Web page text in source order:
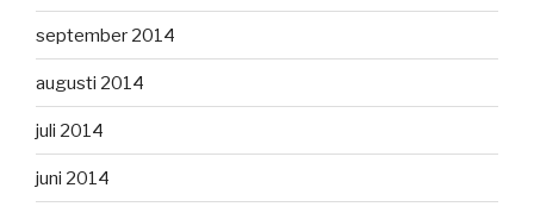
september 2014
augusti 2014
juli 2014
juni 2014